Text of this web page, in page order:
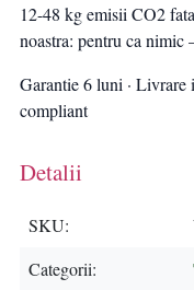
12-48 kg emisii CO2
noastra: pentru ca
Garantie 6 luni · Livrare
compliant
Detalii
SKU
Categorii